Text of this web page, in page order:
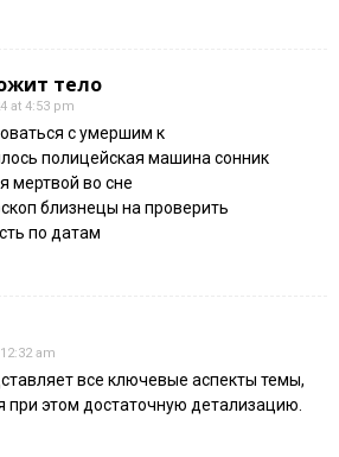
тело
at 4:53 pm
с умершим к
полицейская машина сонник
мертвой во сне
близнецы на проверить
по датам
am
все ключевые аспекты темы,
при этом достаточную детализацию.